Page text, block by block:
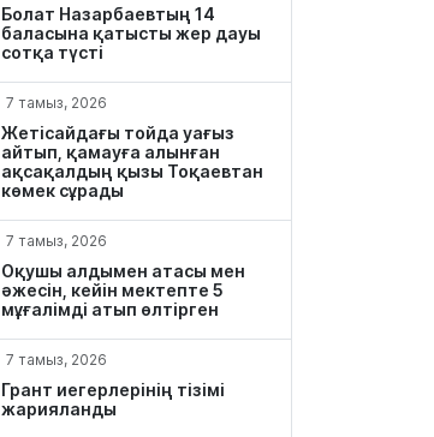
Болат Назарбаевтың 14
баласына қатысты жер дауы
сотқа түсті
7 тамыз, 2026
Жетісайдағы тойда уағыз
айтып, қамауға алынған
ақсақалдың қызы Тоқаевтан
көмек сұрады
7 тамыз, 2026
Оқушы алдымен атасы мен
әжесін, кейін мектепте 5
мұғалімді атып өлтірген
7 тамыз, 2026
Грант иегерлерінің тізімі
жарияланды